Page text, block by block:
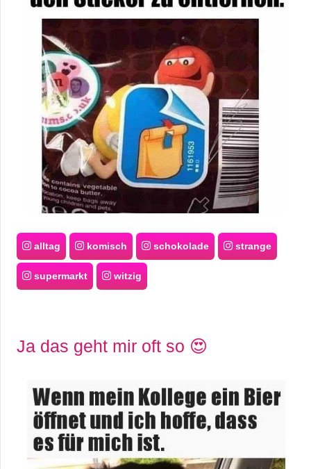
alltag komisch schokolade strange
supermarkt witzig
Ja das geht mir oft so 😍